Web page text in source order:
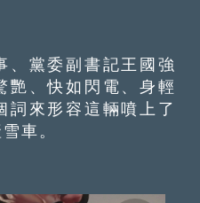
黨委副書記王國強
艷、快如閃電、身輕
詞來形容這輛噴上了
車。